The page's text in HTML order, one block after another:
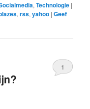
,Technologie |
,rss,yahoo |Geef
1